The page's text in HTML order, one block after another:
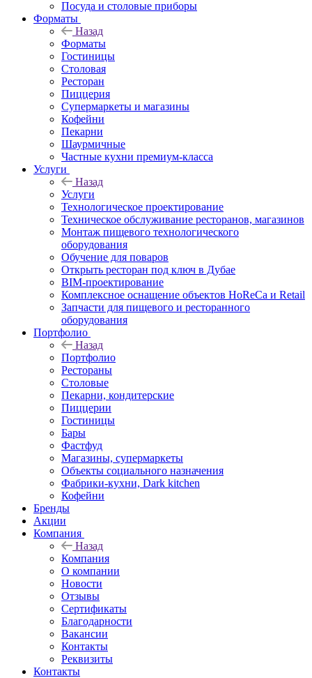
Посуда и столовые приборы
Форматы
Назад
Форматы
Гостиницы
Столовая
Ресторан
Пиццерия
Супермаркеты и магазины
Кофейни
Пекарни
Шаурмичные
Частные кухни премиум-класса
Услуги
Назад
Услуги
Технологическое проектирование
Техническое обслуживание ресторанов, магазинов
Монтаж пищевого технологического
оборудования
Обучение для поваров
Открыть ресторан под ключ в Дубае
BIM-проектирование
Комплексное оснащение объектов HoReCa и Retail
Запчасти для пищевого и ресторанного
оборудования
Портфолио
Назад
Портфолио
Рестораны
Столовые
Пекарни, кондитерские
Пиццерии
Гостиницы
Бары
Фастфуд
Магазины, супермаркеты
Объекты социального назначения
Фабрики-кухни, Dark kitchen
Кофейни
Бренды
Акции
Компания
Назад
Компания
О компании
Новости
Отзывы
Сертификаты
Благодарности
Вакансии
Контакты
Реквизиты
Контакты